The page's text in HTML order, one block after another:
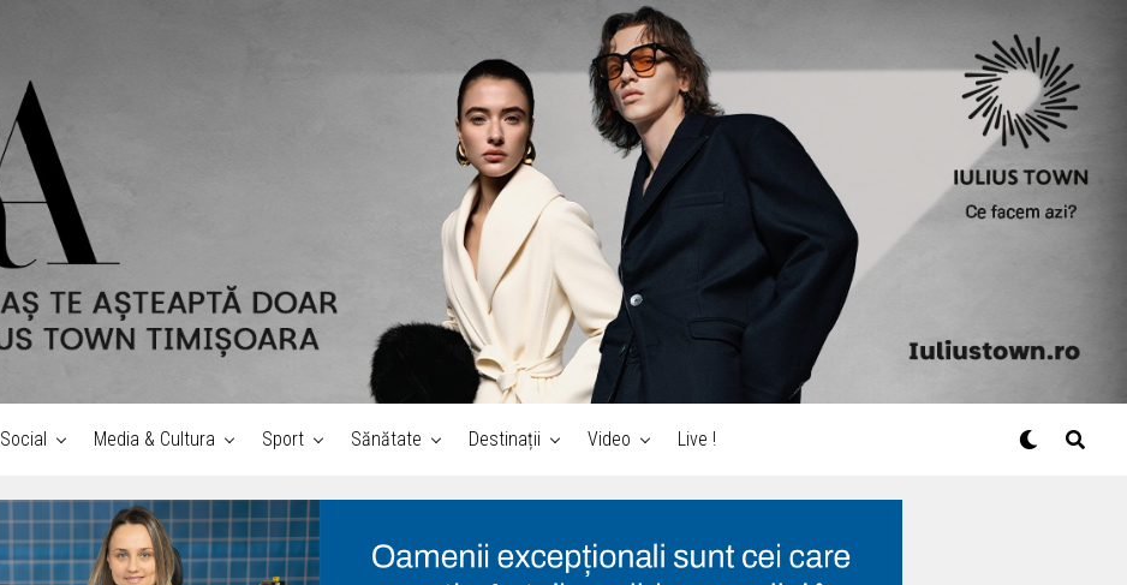
Social Media & Cultura Sport Sănătate Destinații Video Live !